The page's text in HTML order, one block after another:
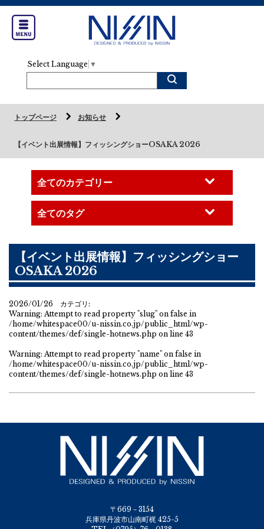
Select Language ▼
トップページ お知らせ
【イベント出展情報】フィッシングショーOSAKA 2026
【イベント出展情報】フィッシングショー
OSAKA 2026
2026/01/26 カテゴリ:
Warning: Attempt to read property "slug" on false in
/home/whitespace00/u-nissin.co.jp/public_html/wp-
content/themes/def/single-hotnews.php on line 43
Warning: Attempt to read property "name" on false in
/home/whitespace00/u-nissin.co.jp/public_html/wp-
content/themes/def/single-hotnews.php on line 43
〒669－3154
兵庫県丹波市山南町梶 425-5